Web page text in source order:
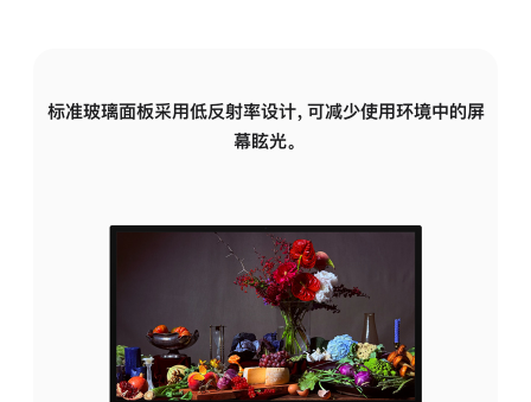
标准玻璃面板采用低反射率设计，可减少使用环境中的屏
幕眩光。